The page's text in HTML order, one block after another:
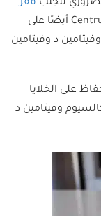
فقر
عند النساء الحوامل ويحتوي Centrum Prenatal أيضًا على
وفيتامين د وفيتامين
يساهم في الحفاظ على الخلايا
وفيتامين د